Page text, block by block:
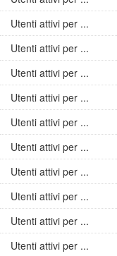
Utenti attivi per ...
Utenti attivi per ...
Utenti attivi per ...
Utenti attivi per ...
Utenti attivi per ...
Utenti attivi per ...
Utenti attivi per ...
Utenti attivi per ...
Utenti attivi per ...
Utenti attivi per ...